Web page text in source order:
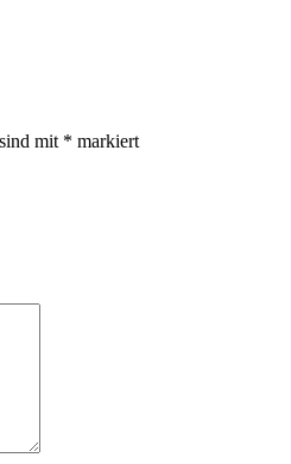
mit * markiert